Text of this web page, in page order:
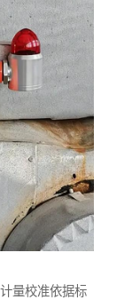
量校准依据标